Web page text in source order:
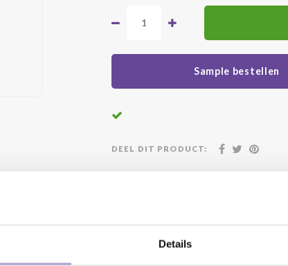
Details
Sample bestellen
DEEL DIT PRODUCT:
Gratis geleverd vanaf €500,-